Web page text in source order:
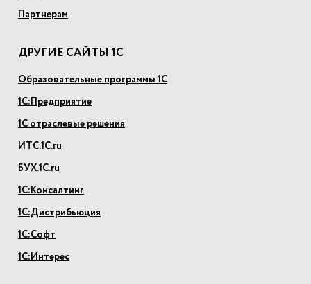
Партнерам
ДРУГИЕ САЙТЫ 1С
Образовательные программы 1С
1С:Предприятие
1С отраслевые решения
ИТС.1С.ru
БУХ.1С.ru
1С:Консалтинг
1С:Дистрибьюция
1С:Софт
1С:Интерес